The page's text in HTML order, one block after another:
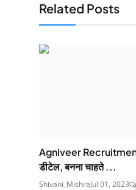
Related Posts
Agniveer
डीटेल, बनना चाहते ...
Shivani_MishraJul 01, 2023